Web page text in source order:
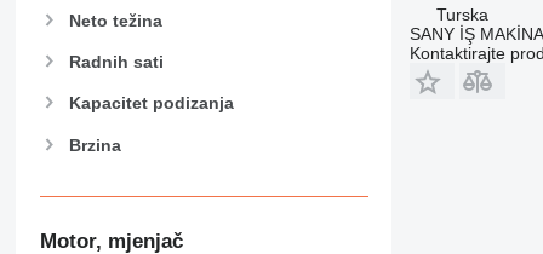
962
963
972
973
982
Neto težina
Radnih sati
Kapacitet podizanja
Brzina
Motor, mjenjač
Turska
SANY İŞ
Kontaktirajte